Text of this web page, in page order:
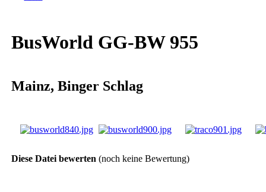
BusWorld GG-BW 955
Mainz, Binger Schlag
Diese Datei bewerten (noch keine Bewertung)